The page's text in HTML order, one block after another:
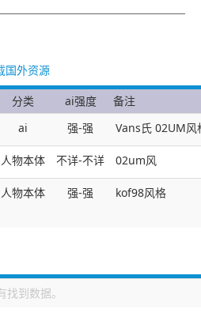
国外资源
分类 ai强度
备注
ai 强-强 Vans氏 02UM风
人物本体 不详-不详 02um风
人物本体 强-强 kof98风格
找到数据。